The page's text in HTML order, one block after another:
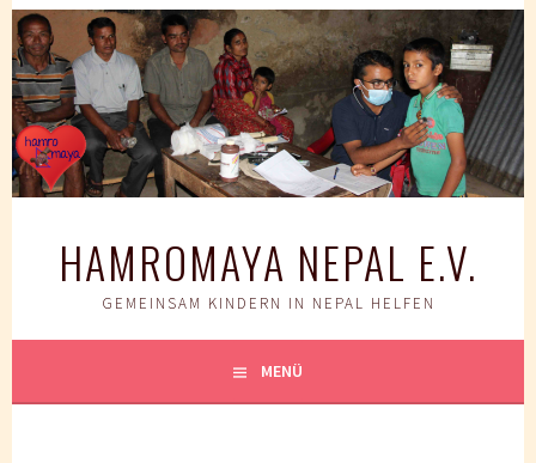
Springe
zum
Inhalt
HAMROMAYA NEPAL E.V.
GEMEINSAM KINDERN IN NEPAL HELFEN
MENÜ